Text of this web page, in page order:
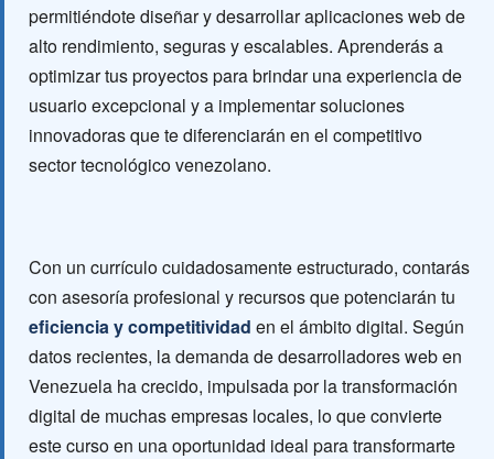
permitiéndote diseñar y desarrollar aplicaciones web de
alto rendimiento, seguras y escalables. Aprenderás a
optimizar tus proyectos para brindar una experiencia de
usuario excepcional y a implementar soluciones
innovadoras que te diferenciarán en el competitivo
sector tecnológico venezolano.
Con un currículo cuidadosamente estructurado, contarás
con asesoría profesional y recursos que potenciarán tu
eficiencia y competitividad en el ámbito digital. Según
datos recientes, la demanda de desarrolladores web en
Venezuela ha crecido, impulsada por la transformación
digital de muchas empresas locales, lo que convierte
este curso en una oportunidad ideal para transformarte